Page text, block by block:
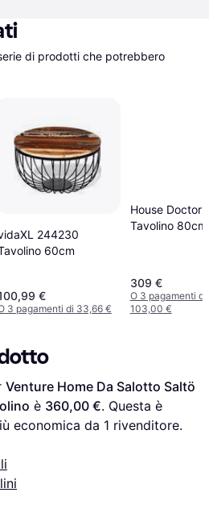
di prodotti che potrebbero
244230
60cm
€
3 pagamenti di 33,66 €
House Doctor
Tavolino 80cm
309 €
O 3 pagamenti di
103,00 €
Venture Home Da Salotto Saltö
è 360,00 €. Questa è
economica da 1 rivenditore.